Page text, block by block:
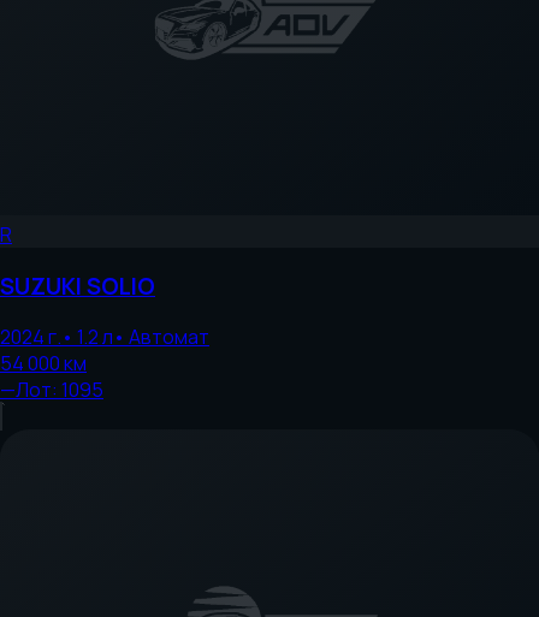
R
SUZUKISOLIO
2024г.• 1.2л• Автомат
54 000км
—Лот: 1095